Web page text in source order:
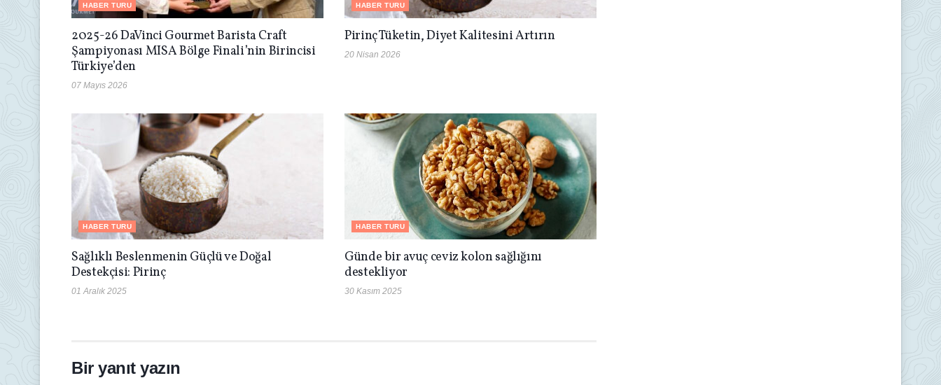
HABER TURU
2025-26 DaVinci Gourmet Barista Craft
Şampiyonası MISA Bölge Finali’nin Birincisi
Türkiye’den
07 Mayıs 2026
HABER TURU
Pirinç Tüketin, Diyet Kalitesini Artırın
20 Nisan 2026
HABER TURU
Sağlıklı Beslenmenin Güçlü ve Doğal
Destekçisi: Pirinç
01 Aralık 2025
HABER TURU
Günde bir avuç ceviz kolon sağlığını
destekliyor
30 Kasım 2025
Bir yanıt yazın